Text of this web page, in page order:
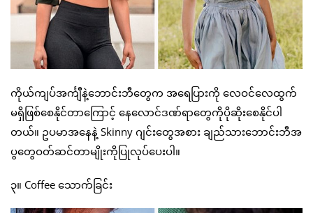
ကိုယ်ကျပ်အင်္ကျီနဲ့ဘောင်းဘီတွေက အရေပြားကို လေဝင်လေထွက်
မရှိဖြစ်စေနိုင်တာကြောင့် နေလောင်ဒဏ်ရာတွေကိုပိုဆိုးစေနိုင်ပါ
တယ်။ ဥပမာအနေနဲ့ Skinny ဂျင်းတွေအစား ချည်သားဘောင်းဘီအ
ပွတွေဝတ်ဆင်တာမျိုးကိုပြုလုပ်ပေးပါ။
၃။ Coffee သောက်ခြင်း